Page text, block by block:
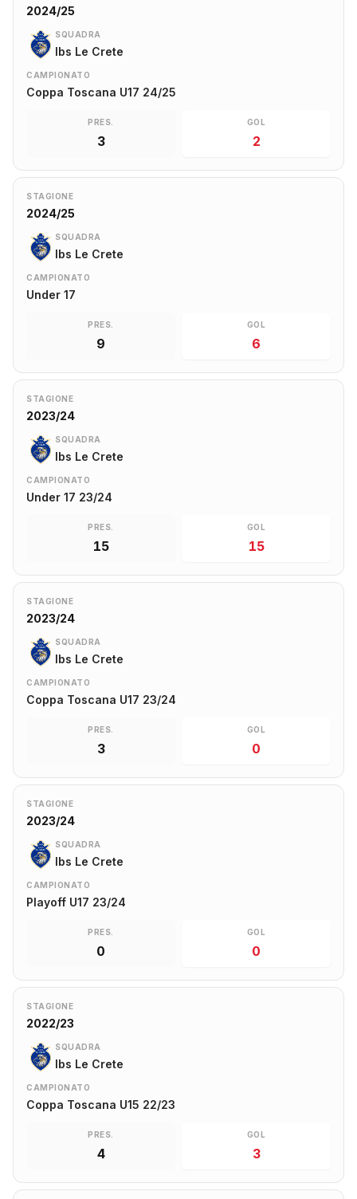
2024/25
SQUADRA
Ibs Le Crete
CAMPIONATO
Coppa Toscana U17 24/25
PRES.
3
GOL
2
STAGIONE
2024/25
SQUADRA
Ibs Le Crete
CAMPIONATO
Under 17
PRES.
9
GOL
6
STAGIONE
2023/24
SQUADRA
Ibs Le Crete
CAMPIONATO
Under 17 23/24
PRES.
15
GOL
15
STAGIONE
2023/24
SQUADRA
Ibs Le Crete
CAMPIONATO
Coppa Toscana U17 23/24
PRES.
3
GOL
0
STAGIONE
2023/24
SQUADRA
Ibs Le Crete
CAMPIONATO
Playoff U17 23/24
PRES.
0
GOL
0
STAGIONE
2022/23
SQUADRA
Ibs Le Crete
CAMPIONATO
Coppa Toscana U15 22/23
PRES.
4
GOL
3